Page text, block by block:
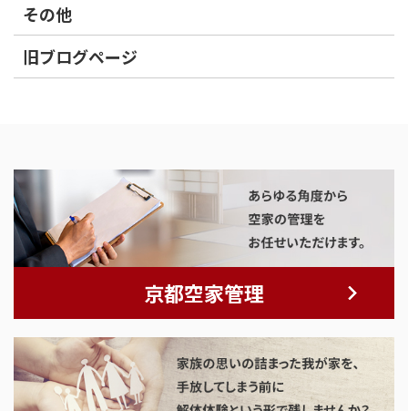
その他
旧ブログページ
京都空家管理